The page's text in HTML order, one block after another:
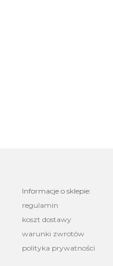
Informacje o sklepie:
regulamin
koszt dostawy
warunki zwrotów
polityka prywatności